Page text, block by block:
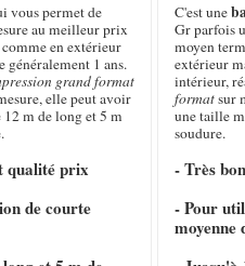
vous permet de
au meilleur prix
en extérieur
généralement 1 ans.
grand format
elle peut avoir
m de long et 5 m
qualité prix
de courte
C'est une
Gr parfois
moyen
extérieur
intérieur,
formatsur
une taille
soudure.
- Très
- Pour
moyenne